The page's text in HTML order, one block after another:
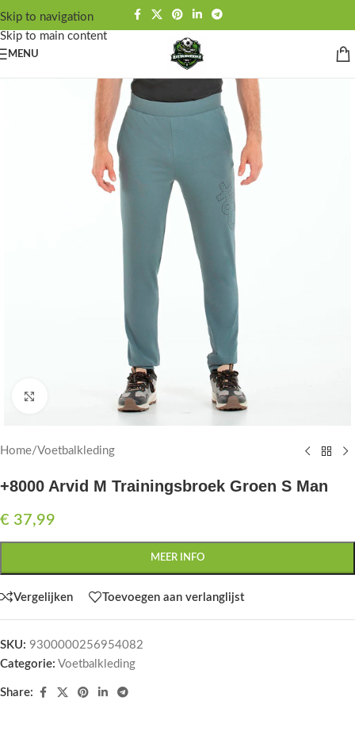
Skip to navigation
Skip to main content
MENU
Click to enlarge
Home/Voetbalkleding
+8000 Arvid M Trainingsbroek Groen S Man
€ 37,99
MEER INFO
Vergelijken Toevoegen aan verlanglijst
SKU: 9300000256954082
Categorie: Voetbalkleding
Share: